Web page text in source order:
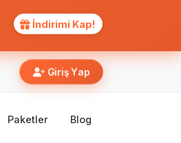
İndirimi Kap!
Giriş Yap
Paketler Blog